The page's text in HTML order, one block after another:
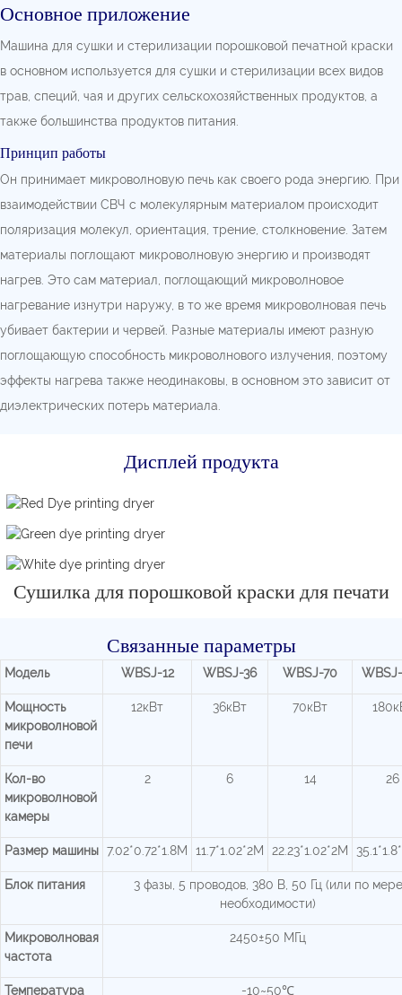
Основное приложение
Машина для сушки и стерилизации порошковой печатной краски
в основном используется для сушки и стерилизации всех видов
трав, специй, чая и других сельскохозяйственных продуктов, а
также большинства продуктов питания.
Принцип работы
Он принимает микроволновую печь как своего рода энергию. При
взаимодействии СВЧ с молекулярным материалом происходит
поляризация молекул, ориентация, трение, столкновение. Затем
материалы поглощают микроволновую энергию и производят
нагрев. Это сам материал, поглощающий микроволновое
нагревание изнутри наружу, в то же время микроволновая печь
убивает бактерии и червей. Разные материалы имеют разную
поглощающую способность микроволнового излучения, поэтому
эффекты нагрева также неодинаковы, в основном это зависит от
диэлектрических потерь материала.
Дисплей продукта
Сушилка для порошковой краски для печати
Связанные параметры
Модель WBSJ-12 WBSJ-36 WBSJ-70
Мощность
микроволновой
печи
12кВт 36кВт 70кВт
Кол-во
микроволновой
камеры
2 6 14 26
Размер машины 7.02*0.72*1.8М 11.7*1.02*2М 22.23*1.02*2М
Блок питания
3 фазы, 5 проводов, 380 В, 50 Гц (или по мере
необходимости)
Микроволновая
частота
2450±50 МГц
Температура -10~50℃